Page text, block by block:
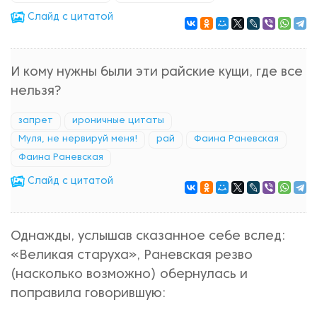
Cлайд с цитатой
И кому нужны были эти райские кущи, где все
нельзя?
запрет ироничные цитаты
Муля, не нервируй меня! рай Фаина Раневская
Фаина Раневская
Cлайд с цитатой
Однажды, услышав сказанное себе вслед:
«Великая старуха», Раневская резво
(насколько возможно) обернулась и
поправила говорившую: